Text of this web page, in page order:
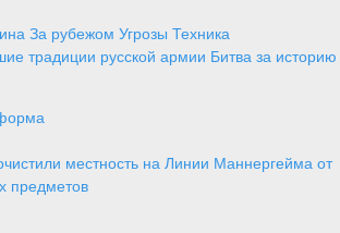
За рубежом Угрозы Техника
традиции русской армии Битва за историю
местность на Линии Маннергейма от
предметов